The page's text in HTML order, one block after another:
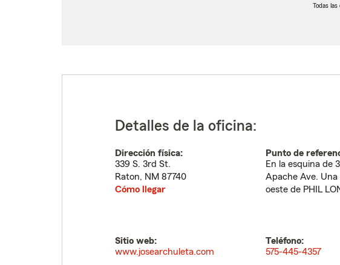
Todas
Detalles de la oficina:
Dirección física:
339 S. 3rd St.
Raton, NM 87740
Cómo llegar
Punto de
En la esquina de
Apache Ave. Una
oeste de PHIL
Sitio web:
www.josearchuleta.com
Teléfono:
575-445-4357